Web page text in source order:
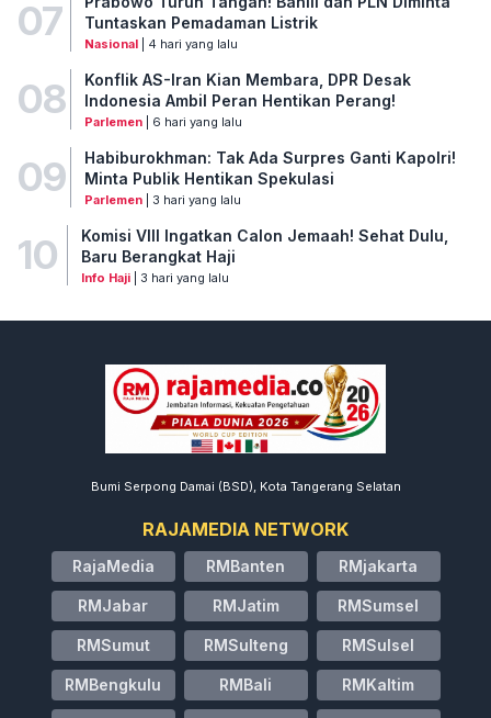
07
Tuntaskan Pemadaman Listrik
Nasional| 4 hari yang lalu
08
Konflik AS-Iran Kian Membara, DPR Desak
Indonesia Ambil Peran Hentikan Perang!
Parlemen| 6 hari yang lalu
09
Habiburokhman: Tak Ada Surpres Ganti Kapolri!
Minta Publik Hentikan Spekulasi
Parlemen| 3 hari yang lalu
10
Komisi VIII Ingatkan Calon Jemaah! Sehat Dulu,
Baru Berangkat Haji
Info Haji| 3 hari yang lalu
Bumi Serpong Damai (BSD), Kota Tangerang Selatan
RAJAMEDIA NETWORK
RajaMedia RMBanten RMjakarta
RMJabar RMJatim RMSumsel
RMSumut RMSulteng RMSulsel
RMBengkulu RMBali RMKaltim